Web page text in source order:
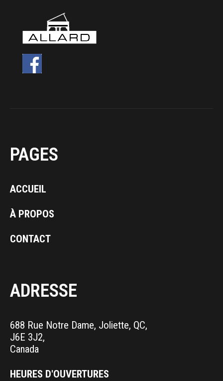
PAGES
ACCUEIL
À PROPOS
CONTACT
ADRESSE
688 Rue Notre Dame, Joliette, QC,
J6E 3J2,
Canada
HEURES D'OUVERTURES